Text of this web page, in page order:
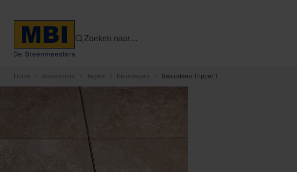
Zoeken naar…
Home / Assortiment / Tegels / Betontegels / Basicsteen Trippel T